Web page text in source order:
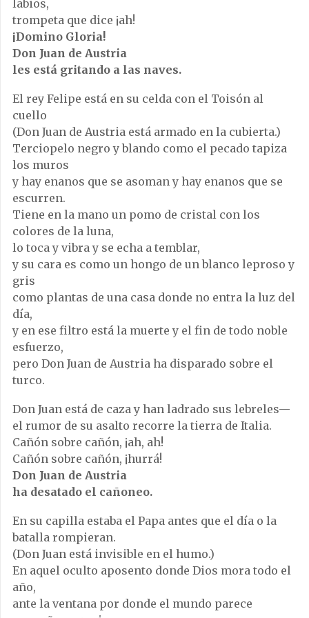
labios,
trompeta que dice ¡ah!
¡Domino Gloria!
Don Juan de Austria
les está gritando a las naves.
El rey Felipe está en su celda con el Toisón al
cuello
(Don Juan de Austria está armado en la cubierta.)
Terciopelo negro y blando como el pecado tapiza
los muros
y hay enanos que se asoman y hay enanos que se
escurren.
Tiene en la mano un pomo de cristal con los
colores de la luna,
lo toca y vibra y se echa a temblar,
y su cara es como un hongo de un blanco leproso y
gris
como plantas de una casa donde no entra la luz del
día,
y en ese filtro está la muerte y el fin de todo noble
esfuerzo,
pero Don Juan de Austria ha disparado sobre el
turco.
Don Juan está de caza y han ladrado sus lebreles—
el rumor de su asalto recorre la tierra de Italia.
Cañón sobre cañón, ¡ah, ah!
Cañón sobre cañón, ¡hurrá!
Don Juan de Austria
ha desatado el cañoneo.
En su capilla estaba el Papa antes que el día o la
batalla rompieran.
(Don Juan está invisible en el humo.)
En aquel oculto aposento donde Dios mora todo el
año,
ante la ventana por donde el mundo parece